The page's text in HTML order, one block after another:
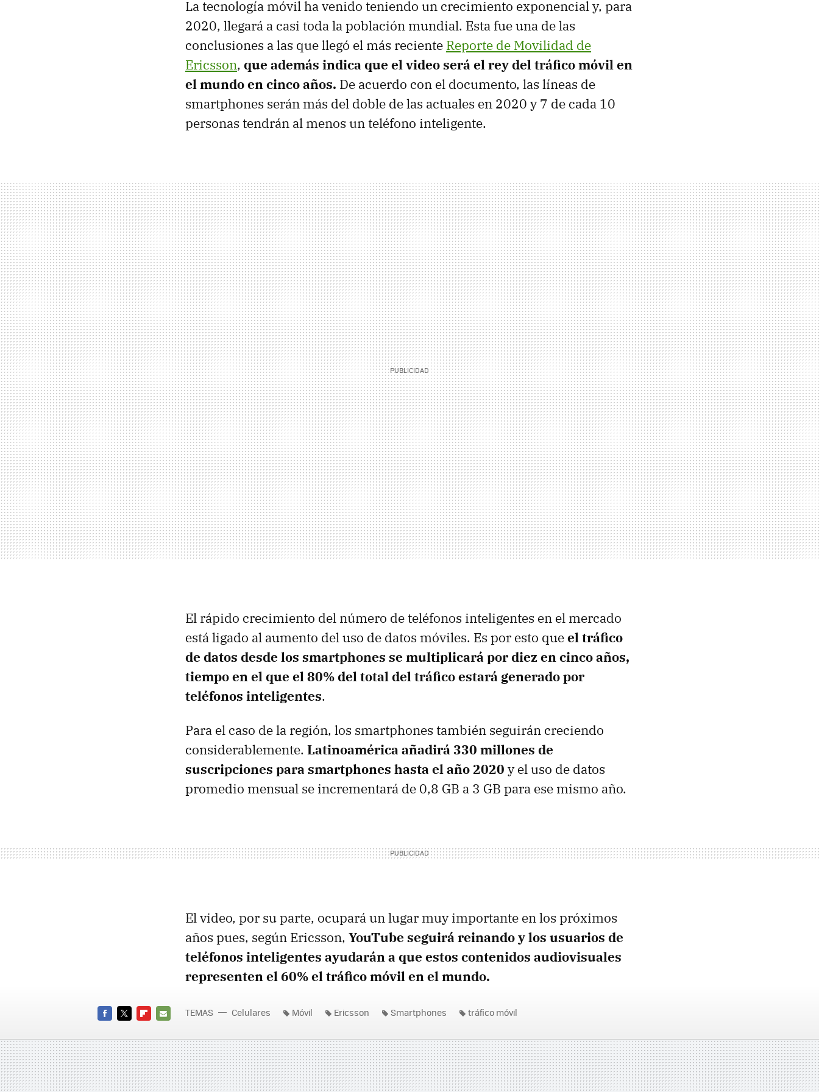
La tecnología móvil ha venido teniendo un crecimiento exponencial y, para
2020, llegará a casi toda la población mundial. Esta fue una de las
conclusiones a las que llegó el más reciente Reporte de Movilidad de
Ericsson, que además indica que el video será el rey del tráfico móvil en
el mundo en cinco años. De acuerdo con el documento, las líneas de
smartphones serán más del doble de las actuales en 2020 y 7 de cada 10
personas tendrán al menos un teléfono inteligente.
El rápido crecimiento del número de teléfonos inteligentes en el mercado
está ligado al aumento del uso de datos móviles. Es por esto queel tráfico
de datos desde los smartphones se multiplicará por diez en cinco años,
tiempo en el que el 80% del total del tráfico estará generado por
teléfonos inteligentes.
Para el caso de la región, los smartphones también seguirán creciendo
considerablemente. Latinoamérica añadirá 330 millones de
suscripciones para smartphones hasta el año 2020 y el uso de datos
promedio mensual se incrementará de 0,8 GB a 3 GB para ese mismo año.
El video, por su parte, ocupará un lugar muy importante en los próximos
años pues, según Ericsson, YouTube seguirá reinando y los usuarios de
teléfonos inteligentes ayudarán a que estos contenidos audiovisuales
representen el 60% el tráfico móvil en el mundo.
MAIL
TEMAS Celulares Móvil Ericsson Smartphones tráfico móvil